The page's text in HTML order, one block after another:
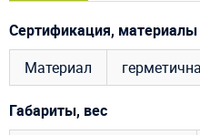
Сертификация, материалы
Материал
Габариты, вес